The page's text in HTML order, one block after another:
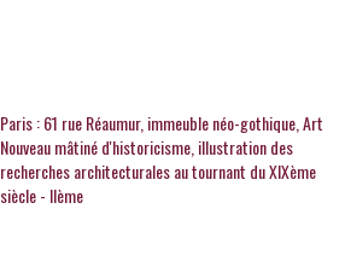
Paris : 61 rue Réaumur, immeuble néo-gothique, Art
Nouveau mâtiné d'historicisme, illustration des
recherches architecturales au tournant du XIXème
siècle - IIème